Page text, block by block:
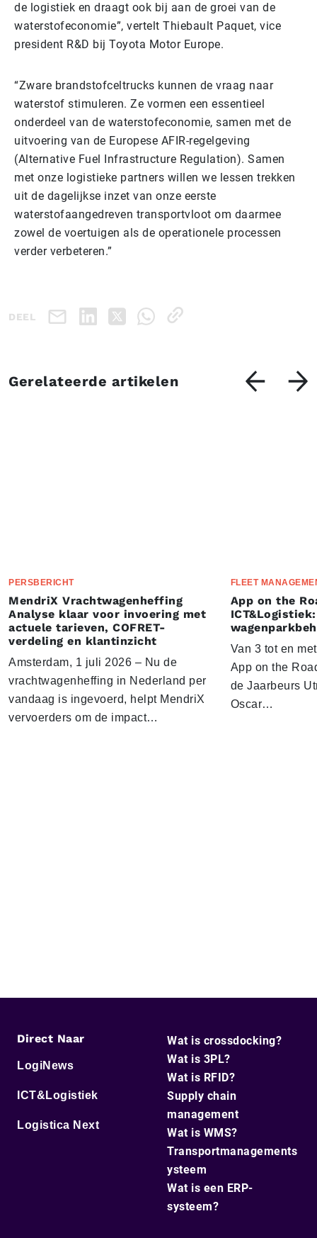
de logistiek en draagt ook bij aan de groei van de
waterstofeconomie”, vertelt Thiebault Paquet, vice
president R&D bij Toyota Motor Europe.
“Zware brandstofceltrucks kunnen de vraag naar
waterstof stimuleren. Ze vormen een essentieel
onderdeel van de waterstofeconomie, samen met de
uitvoering van de Europese AFIR-regelgeving
(Alternative Fuel Infrastructure Regulation). Samen
met onze logistieke partners willen we lessen trekken
uit de dagelijkse inzet van onze eerste
waterstofaangedreven transportvloot om daarmee
zowel de voertuigen als de operationele processen
verder verbeteren.”
DEEL
Gerelateerde artikelen
PERSBERICHT
MendriX Vrachtwagenheffing
Analyse klaar voor invoering met
actuele tarieven, COFRET-
verdeling en klantinzicht
Amsterdam, 1 juli 2026 – Nu de
vrachtwagenheffing in Nederland per
vandaag is ingevoerd, helpt MendriX
vervoerders om de impact…
FLEET
App on the
Van 3 tot en
App on the
de Jaarbeurs
Oscar…
Direct Naar
LogiNews
ICT&Logistiek
Logistica Next
Wat is crossdocking?
Wat is 3PL?
Wat is RFID?
Supply chain
management
Wat is WMS?
Transportmanagements
ysteem
Wat is een ERP-
systeem?